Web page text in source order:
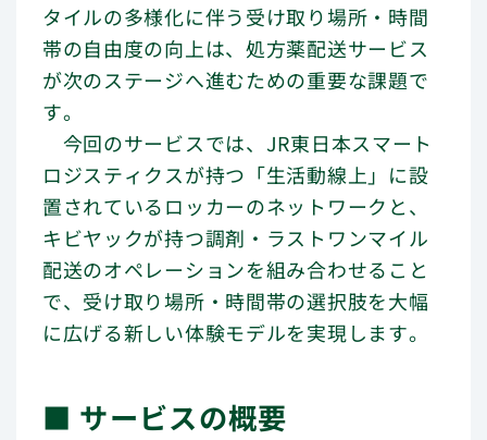
タイルの多様化に伴う受け取り場所・時間
帯の自由度の向上は、処方薬配送サービス
が次のステージへ進むための重要な課題で
す。
今回のサービスでは、JR東日本スマート
ロジスティクスが持つ「生活動線上」に設
置されているロッカーのネットワークと、
キビヤックが持つ調剤・ラストワンマイル
配送のオペレーションを組み合わせること
で、受け取り場所・時間帯の選択肢を大幅
に広げる新しい体験モデルを実現します。
■ サービスの概要